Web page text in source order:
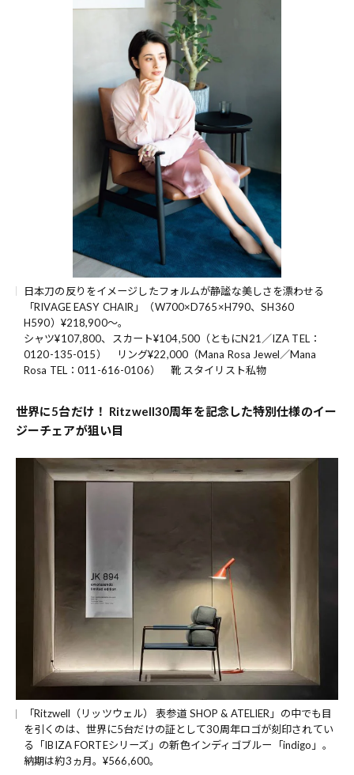
日本刀の反りをイメージしたフォルムが静謐な美しさを漂わせる
「RIVAGE EASY CHAIR」（W700×D765×H790、SH360
H590）¥218,900～。
シャツ¥107,800、スカート¥104,500（ともにN21／IZA TEL：
0120-135-015） リング¥22,000（Mana Rosa Jewel／Mana
Rosa TEL：011-616-0106） 靴 スタイリスト私物
世界に5台だけ！ Ritzwell30周年を記念した特別仕様のイー
ジーチェアが狙い目
「Ritzwell（リッツウェル） 表参道 SHOP & ATELIER」の中でも目
を引くのは、世界に5台だけの証として30周年ロゴが刻印されてい
る「IBIZA FORTEシリーズ」の新色インディゴブルー「indigo」。
納期は約3ヵ月。¥566,600。